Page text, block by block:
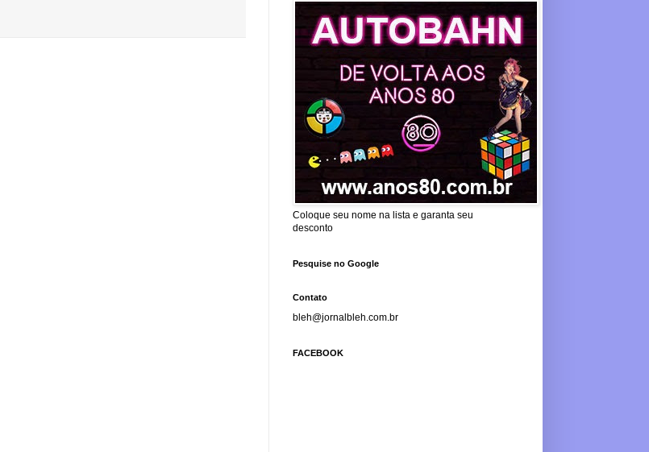
Coloque seu nome na lista e garanta seu
desconto
Pesquise no Google
Contato
bleh@jornalbleh.com.br
FACEBOOK